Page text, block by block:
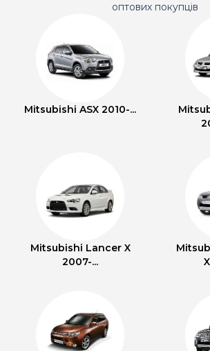
оптових покупців
Mitsubishi ASX 2010-...
Mitsubishi Lancer X
2007-...